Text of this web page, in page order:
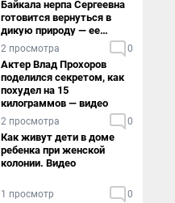
Байкала нерпа Сергеевна
готовится вернуться в
дикую природу — ее
видеоистория
2 просмотра 0
Актер Влад Прохоров
поделился секретом, как
похудел на 15
килограммов — видео
2 просмотра 0
Как живут дети в доме
ребенка при женской
колонии. Видео
1 просмотр 0